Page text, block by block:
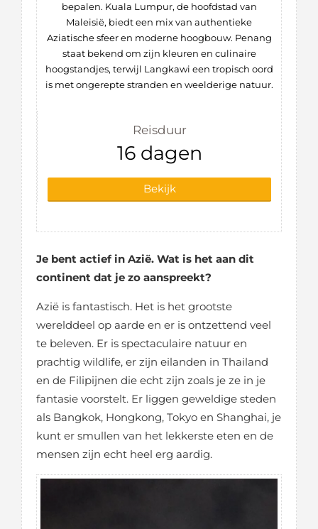
bepalen. Kuala Lumpur, de hoofdstad van
Maleisië, biedt een mix van authentieke
Aziatische sfeer en moderne hoogbouw. Penang
staat bekend om zijn kleuren en culinaire
hoogstandjes, terwijl Langkawi een tropisch oord
is met ongerepte stranden en weelderige natuur.
Reisduur
16 dagen
Bekijk
Je bent actief in Azië. Wat is het aan dit
continent dat je zo aanspreekt?
Azië is fantastisch. Het is het grootste
werelddeel op aarde en er is ontzettend veel
te beleven. Er is spectaculaire natuur en
prachtig wildlife, er zijn eilanden in Thailand
en de Filipijnen die echt zijn zoals je ze in je
fantasie voorstelt. Er liggen geweldige steden
als Bangkok, Hongkong, Tokyo en Shanghai, je
kunt er smullen van het lekkerste eten en de
mensen zijn echt heel erg aardig.